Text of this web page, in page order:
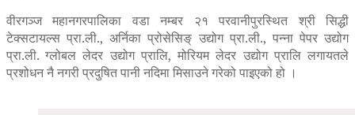
वीरगञ्ज महानगरपालिका वडा नम्बर २१ परवानीपुरस्थित श्री सिद्धी
टेक्सटायल्स प्रा.ली., अर्निका प्रोसेसिङ् उद्योग प्रा.ली., पन्ना पेपर उद्योग
प्रा.ली. ग्लोबल लेदर उद्योग प्रालि, मोरियम लेदर उद्योग प्रालि लगायतले
प्रशोधन नै नगरी प्रदुषित पानी नदिमा मिसाउने गरेको पाइएको हो ।